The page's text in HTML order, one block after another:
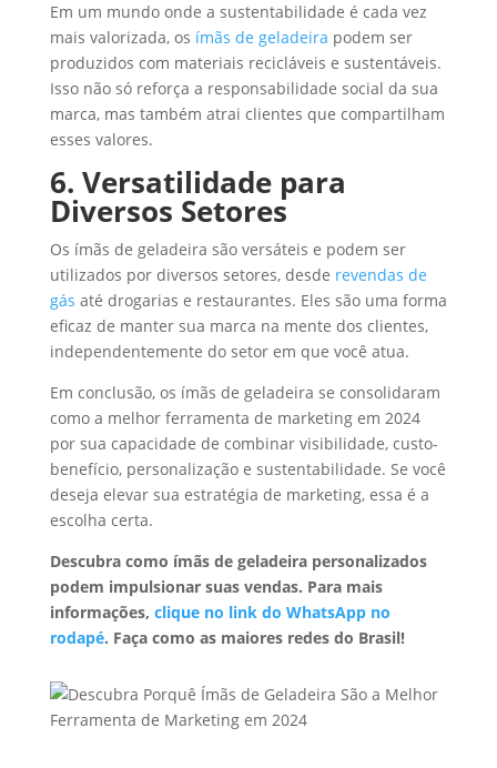
Em um mundo onde a sustentabilidade é cada vez
mais valorizada, os ímãs de geladeira podem ser
produzidos com materiais recicláveis e sustentáveis.
Isso não só reforça a responsabilidade social da sua
marca, mas também atrai clientes que compartilham
esses valores.
6. Versatilidade para
Diversos Setores
Os ímãs de geladeira são versáteis e podem ser
utilizados por diversos setores, desde revendas de
gás até drogarias e restaurantes. Eles são uma forma
eficaz de manter sua marca na mente dos clientes,
independentemente do setor em que você atua.
Em conclusão, os ímãs de geladeira se consolidaram
como a melhor ferramenta de marketing em 2024
por sua capacidade de combinar visibilidade, custo-
benefício, personalização e sustentabilidade. Se você
deseja elevar sua estratégia de marketing, essa é a
escolha certa.
Descubra como ímãs de geladeira personalizados
podem impulsionar suas vendas. Para mais
informações, clique no link do WhatsApp no
rodapé. Faça como as maiores redes do Brasil!